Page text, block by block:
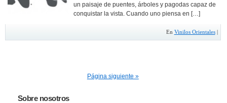
un paisaje de puentes, árboles y pagodas capaz de
conquistar la vista. Cuando uno piensa en […]
En Vinilos Orientales|
Página siguiente »
Sobre nosotros